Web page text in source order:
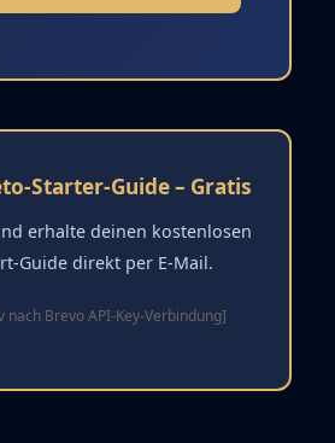
Starter-Guide – Gratis
erhalte deinen kostenlosen
Guide direkt per E-Mail.
nach Brevo API-Key-Verbindung]